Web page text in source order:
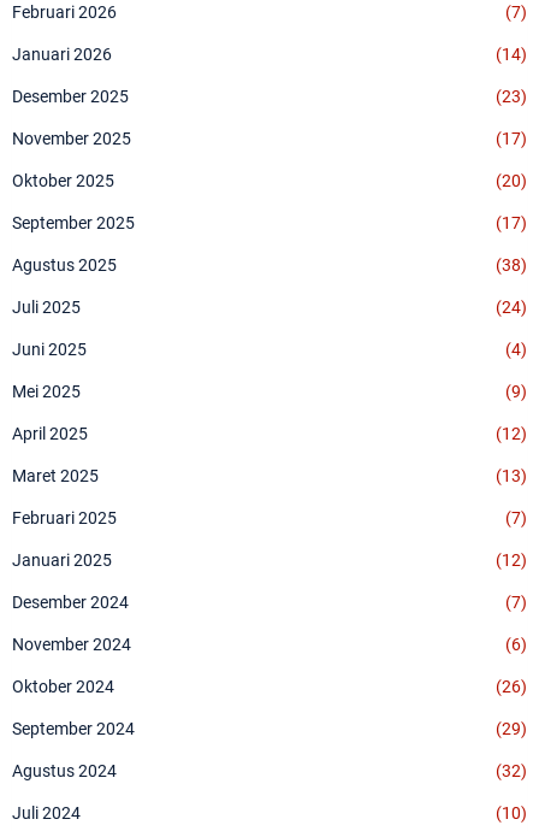
Februari 2026 (7)
Januari 2026 (14)
Desember 2025 (23)
November 2025 (17)
Oktober 2025 (20)
September 2025 (17)
Agustus 2025 (38)
Juli 2025 (24)
Juni 2025 (4)
Mei 2025 (9)
April 2025 (12)
Maret 2025 (13)
Februari 2025 (7)
Januari 2025 (12)
Desember 2024 (7)
November 2024 (6)
Oktober 2024 (26)
September 2024 (29)
Agustus 2024 (32)
Juli 2024 (10)